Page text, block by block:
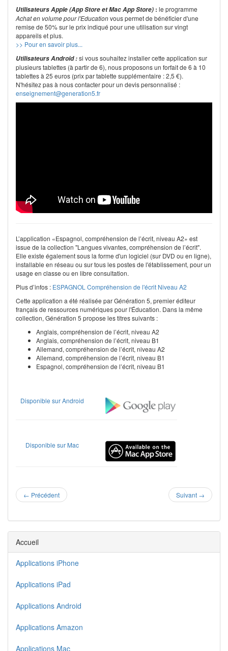
Utilisateurs Apple (App Store et Mac App Store) : le programme
Achat en volume pour l'Educationvous permet de bénéficier d'une
remise de 50% sur le prix indiqué pour une utilisation sur vingt
appareils et plus.
>> Pour en savoir plus...
Utilisateurs Android :si vous souhaitez installer cette application sur
plusieurs tablettes (à partir de 6), nous proposons un forfait de 6 à 10
tablettes à 25 euros (prix par tablette supplémentaire : 2,5 €).
N'hésitez pas à nous contacter pour un devis personnalisé :
enseignement@generation5.fr
L’application «Espagnol, compréhension de l’écrit, niveau A2» est
issue de la collection "Langues vivantes, compréhension de l’écrit".
Elle existe également sous la forme d'un logiciel (sur DVD ou en ligne),
installable en réseau ou sur tous les postes de l'établissement, pour un
usage en classe ou en libre consultation.
Plus d’infos : ESPAGNOL Compréhension de l'écrit Niveau A2
Cette application a été réalisée par Génération 5, premier éditeur
français de ressources numériques pour l'Éducation. Dans la même
collection, Génération 5 propose les titres suivants :
Anglais, compréhension de l’écrit, niveau A2
Anglais, compréhension de l’écrit, niveau B1
Allemand, compréhension de l’écrit, niveau A2
Allemand, compréhension de l’écrit, niveau B1
Espagnol, compréhension de l’écrit, niveau B1
Disponible sur Android
Disponible sur Mac
← Précédent Suivant →
Accueil
Applications iPhone
Applications iPad
Applications Android
Applications Amazon
Applications Mac